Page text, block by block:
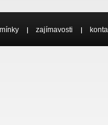
zajímavosti